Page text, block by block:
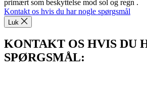
primært som beskyttelse mod sol og regn .
Kontakt os hvis du har nogle spørgsmål
Luk
KONTAKT OS HVIS DU
SPØRGSMÅL: